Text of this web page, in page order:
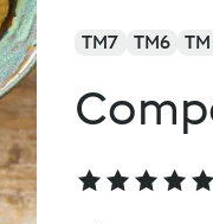
TM7 TM6